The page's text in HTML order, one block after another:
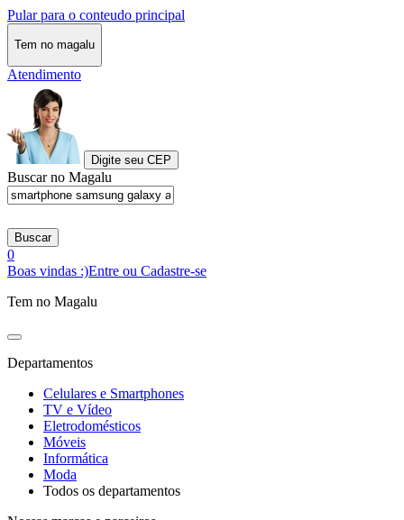
Pular para o conteudo principal
Tem no magalu
Atendimento
Digite seu CEP
Buscar no Magalu
Buscar
0
Boas vindas :)Entre ou Cadastre-se
Tem no Magalu
Departamentos
Celulares e Smartphones
TV e Vídeo
Eletrodomésticos
Móveis
Informática
Moda
Todos os departamentos